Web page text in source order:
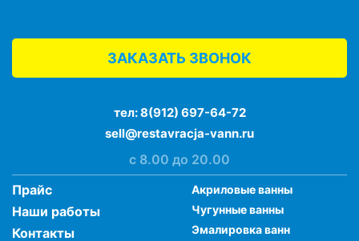
Прайс
Наши работы
Контакты
Акриловые ванны
Чугунные ванны
Эмалировка ванн
ЗАКАЗАТЬ ЗВОНОК
тел:8(912) 697-64-72
sell@restavracja-vann.ru
с 8.00 до 20.00